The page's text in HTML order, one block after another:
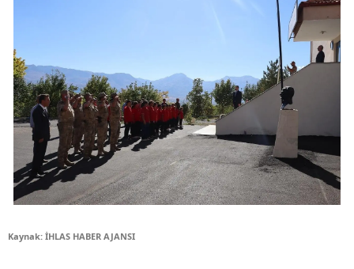
Kaynak: İHLAS HABER AJANSI